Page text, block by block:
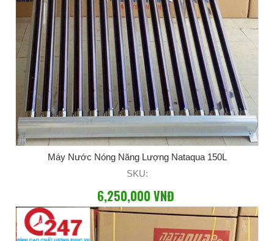
Máy Nước Nóng Năng Lượng Nataqua 150L
SKU:
6,250,000 VNĐ